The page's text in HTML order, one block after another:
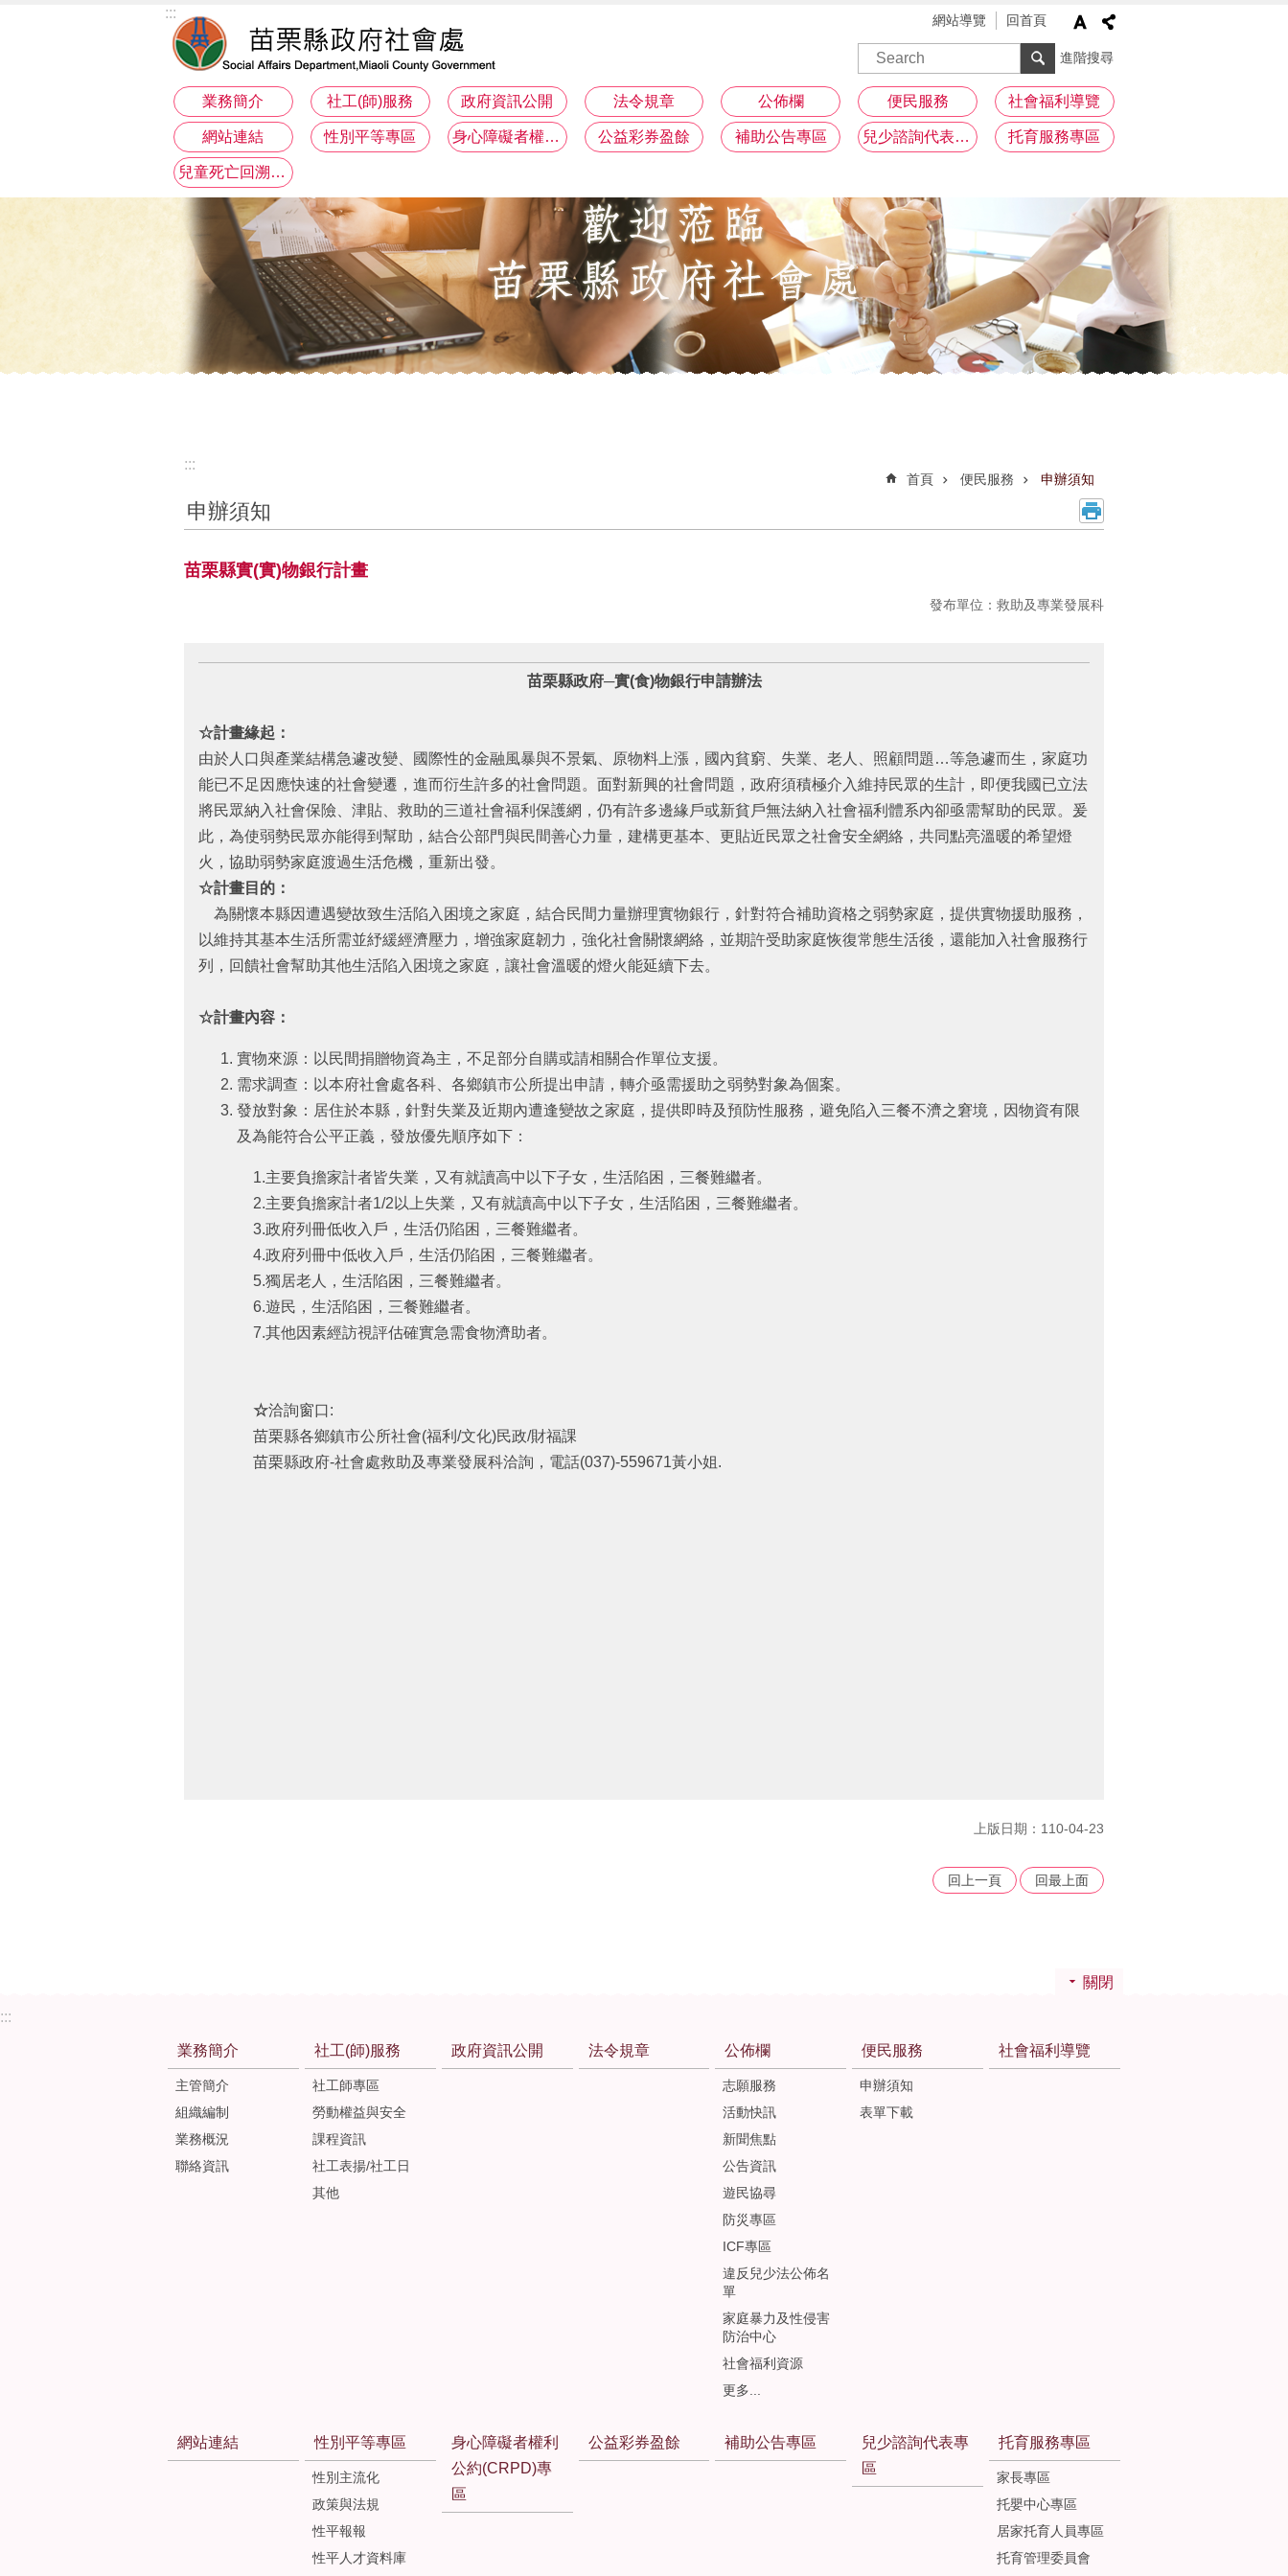
::: 網站導覽 回首頁
進階搜尋
業務簡介 社工(師)服務 政府資訊公開 法令規章 公佈欄 便民服務 社會福利導覽
網站連結 性別平等專區 身心障礙者權利公約(CRPD)專區 公益彩券盈餘 補助公告專區 兒少諮詢代表專區 托育服務專區
兒童死亡回溯分析
:::
首頁 便民服務 申辦須知
申辦須知
苗栗縣實(實)物銀行計畫
發布單位：救助及專業發展科
苗栗縣政府─實(食)物銀行申請辦法
☆計畫緣起：
由於人口與產業結構急遽改變、國際性的金融風暴與不景氣、原物料上漲，國內貧窮、失業、老人、照顧問題…等急遽而生，家庭功
能已不足因應快速的社會變遷，進而衍生許多的社會問題。面對新興的社會問題，政府須積極介入維持民眾的生計，即便我國已立法
將民眾納入社會保險、津貼、救助的三道社會福利保護網，仍有許多邊緣戶或新貧戶無法納入社會福利體系內卻亟需幫助的民眾。爰
此，為使弱勢民眾亦能得到幫助，結合公部門與民間善心力量，建構更基本、更貼近民眾之社會安全網絡，共同點亮溫暖的希望燈
火，協助弱勢家庭渡過生活危機，重新出發。
☆計畫目的：
為關懷本縣因遭遇變故致生活陷入困境之家庭，結合民間力量辦理實物銀行，針對符合補助資格之弱勢家庭，提供實物援助服務，
以維持其基本生活所需並紓緩經濟壓力，增強家庭韌力，強化社會關懷網絡，並期許受助家庭恢復常態生活後，還能加入社會服務行
列，回饋社會幫助其他生活陷入困境之家庭，讓社會溫暖的燈火能延續下去。
☆計畫內容：
實物來源：以民間捐贈物資為主，不足部分自購或請相關合作單位支援。
需求調查：以本府社會處各科、各鄉鎮市公所提出申請，轉介亟需援助之弱勢對象為個案。
發放對象：居住於本縣，針對失業及近期內遭逢變故之家庭，提供即時及預防性服務，避免陷入三餐不濟之窘境，因物資有限
及為能符合公平正義，發放優先順序如下：
1.主要負擔家計者皆失業，又有就讀高中以下子女，生活陷困，三餐難繼者。
2.主要負擔家計者1/2以上失業，又有就讀高中以下子女，生活陷困，三餐難繼者。
3.政府列冊低收入戶，生活仍陷困，三餐難繼者。
4.政府列冊中低收入戶，生活仍陷困，三餐難繼者。
5.獨居老人，生活陷困，三餐難繼者。
6.遊民，生活陷困，三餐難繼者。
7.其他因素經訪視評估確實急需食物濟助者。
☆洽詢窗口:
苗栗縣各鄉鎮市公所社會(福利/文化)民政/財福課
苗栗縣政府-社會處救助及專業發展科洽詢，電話(037)-559671黃小姐.
上版日期：110-04-23
回上一頁 回最上面
關閉
:::
業務簡介
主管簡介
組織編制
業務概況
聯絡資訊
社工(師)服務
社工師專區
勞動權益與安全
課程資訊
社工表揚/社工日
其他
政府資訊公開 法令規章 公佈欄
志願服務
活動快訊
新聞焦點
公告資訊
遊民協尋
防災專區
ICF專區
違反兒少法公佈名
單
家庭暴力及性侵害
防治中心
社會福利資源
更多...
便民服務
申辦須知
表單下載
社會福利導覽
網站連結 性別平等專區
性別主流化
政策與法規
性平報報
性平人才資料庫
身心障礙者權利
公約(CRPD)專
區
公益彩券盈餘 補助公告專區
兒少諮詢代表專
區
托育服務專區
家長專區
托嬰中心專區
居家托育人員專區
托育管理委員會